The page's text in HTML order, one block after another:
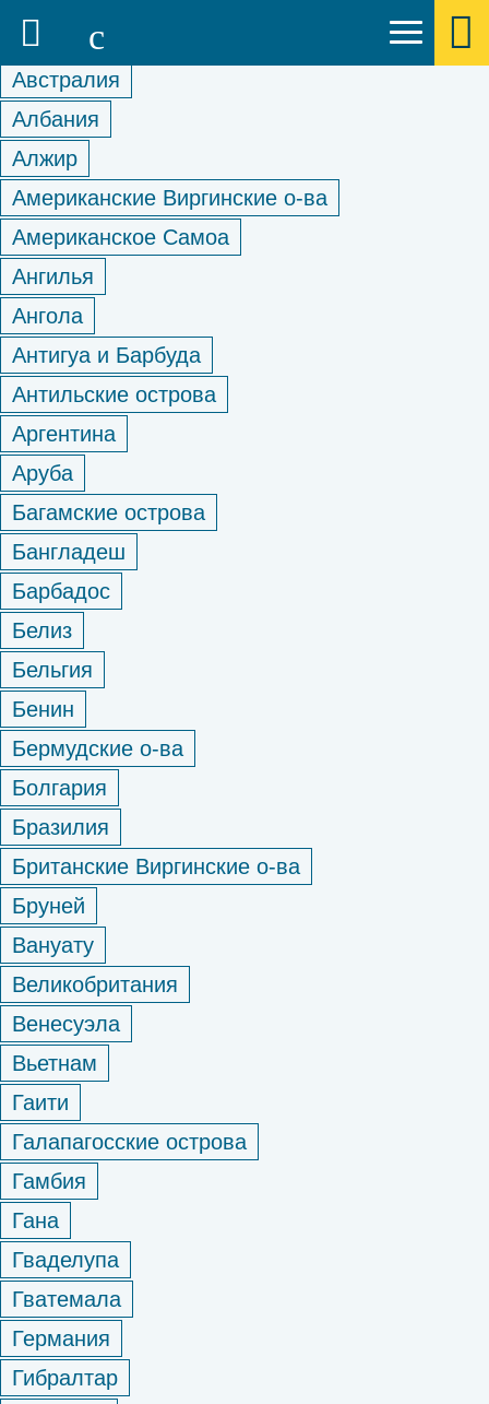
Австралия
Албания
Алжир
Американские Виргинские о-ва
Американское Самоа
Ангилья
Ангола
Антигуа и Барбуда
Антильские острова
Аргентина
Аруба
Багамские острова
Бангладеш
Барбадос
Белиз
Бельгия
Бенин
Бермудские о-ва
Болгария
Бразилия
Британские Виргинские о-ва
Бруней
Вануату
Великобритания
Венесуэла
Вьетнам
Гаити
Галапагосские острова
Гамбия
Гана
Гваделупа
Гватемала
Германия
Гибралтар